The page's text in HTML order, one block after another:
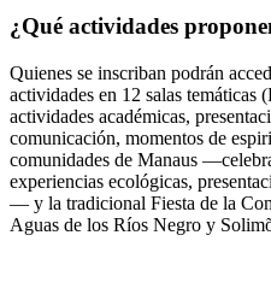
¿Qué actividades
Quienes se inscriban podrán
actividades en 12 salas temáticas
actividades académicas,
comunicación, momentos de
comunidades de Manaus
experiencias ecológicas,
— y la tradicional Fiesta de la
Aguas de los Ríos Negro y